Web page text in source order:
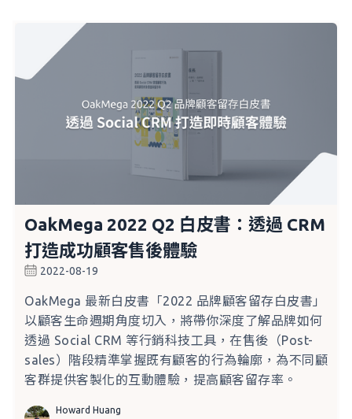
OakMega 2022 Q2 白皮書：透過 CRM
打造成功顧客售後體驗
2022-08-19
OakMega 最新白皮書「2022 品牌顧客留存白皮書」
以顧客生命週期角度切入，將帶你深度了解品牌如何
透過 Social CRM 等行銷科技工具，在售後（Post-
sales）階段精準掌握既有顧客的行為輪廓，為不同顧
客群提供客製化的互動體驗，提高顧客留存率。
Howard Huang